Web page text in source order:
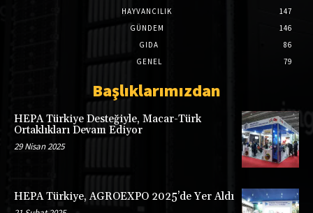
HAYVANCILIK
147
GÜNDEM
146
GIDA
86
GENEL
79
Başlıklarımızdan
HEPA Türkiye Desteğiyle, Macar-Türk
Ortaklıkları Devam Ediyor
29 Nisan 2025
HEPA Türkiye, AGROEXPO 2025’de Yer Aldı